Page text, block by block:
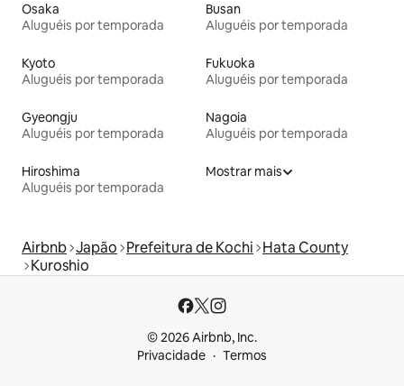
Osaka
Aluguéis por temporada
Busan
Aluguéis por temporada
Kyoto
Aluguéis por temporada
Fukuoka
Aluguéis por temporada
Gyeongju
Aluguéis por temporada
Nagoia
Aluguéis por temporada
Hiroshima
Aluguéis por temporada
Mostrar mais
Airbnb Japão Prefeitura de Kochi Hata County
Kuroshio
© 2026 Airbnb, Inc.
Privacidade
Termos